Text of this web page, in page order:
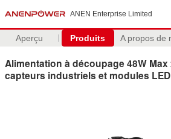
ANEN Enterprise Limited
Aperçu Produits A propos de
Alimentation à découpage 48W Max
capteurs industriels et modules LED